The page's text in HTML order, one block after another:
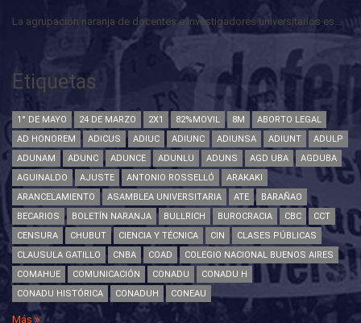
La agrupación naranja de docentes e investigadores universitarios es...
Etiquetas
1° DE MAYO 24 DE MARZO 2X1 82%MOVIL 8M
ABORTO LEGAL
AD HONOREM
ADICUS ADIUC ADIUNC ADIUNSA ADIUNT
ADULP
ADUNAM
ADUNC ADUNCE ADUNLU ADUNS AGD UBA
AGDUBA
AGUINALDO
AJUSTE ANTONIO ROSSELLÓ
ARAKAKI
ARANCELAMIENTO
ASAMBLEA UNIVERSITARIA ATE
BARAÑAO
BECARIOS
BOLETÍN NARANJA BULLRICH BUROCRACIA CBC
CCT
CENSURA
CHUBUT CIENCIA Y TÉCNICA CIN
CLASES PÚBLICAS
CLAUSULA GATILLO
CNBA COAD
COLEGIO NACIONAL BUENOS AIRES
COMAHUE
COMUNICACIÓN CONADU
CONADU H
CONADU HISTÓRICA
CONADUH CONEAU
Más